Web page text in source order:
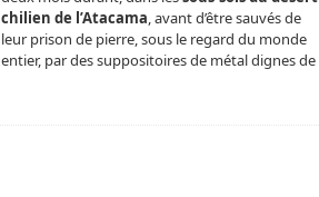
chilien de l’Atacama , avant d’être sauvés de
leur prison de pierre, sous le regard du monde
entier, par des suppositoires de métal dignes de